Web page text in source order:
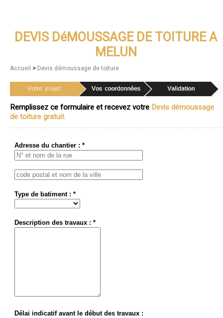
DEVIS DéMOUSSAGE DE TOITURE A
MELUN
Accueil > Devis démoussage de toiture
Remplissez ce formulaire et recevez votre Devis démoussage
de toiture gratuit.
Adresse du chantier : *
Type de batiment : *
Description des travaux : *
Délai indicatif avant le début des travaux :